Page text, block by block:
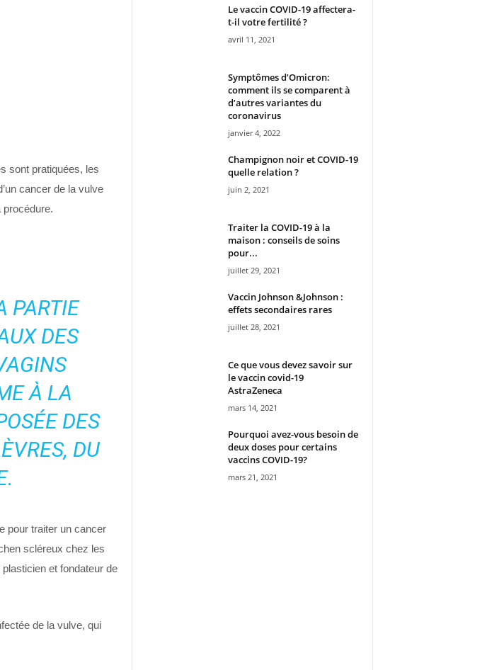
sont pratiquées, les
cancer de la vulve
PARTIE
DES
À LA
DES
DU
pour traiter un cancer
scléreux chez les
et fondateur de
de la vulve, qui
Le vaccin COVID-19 affectera-
t-il votre fertilité ?
avril 11, 2021
Symptômes d’Omicron:
comment ils se comparent à
d’autres variantes du
coronavirus
janvier 4, 2022
Champignon noir et COVID-19
quelle relation ?
juin 2, 2021
Traiter la COVID-19 à la
maison : conseils de soins
pour...
juillet 29, 2021
Vaccin Johnson &Johnson :
effets secondaires rares
juillet 28, 2021
Ce que vous devez savoir sur
le vaccin covid-19
AstraZeneca
mars 14, 2021
Pourquoi avez-vous besoin de
deux doses pour certains
vaccins COVID-19?
mars 21, 2021